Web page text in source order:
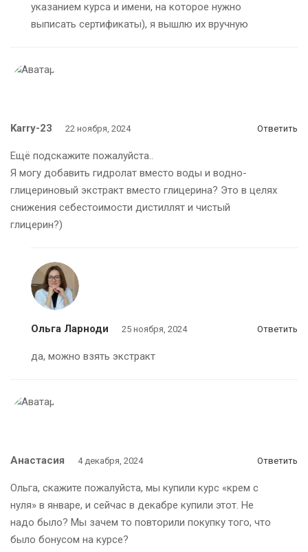
указанием курса и имени, на которое нужно
выписать сертификаты), я вышлю их вручную
Karry-23 22 ноября, 2024 Ответить
Ещё подскажите пожалуйста..
Я могу добавить гидролат вместо воды и водно-
глицериновый экстракт вместо глицерина? Это в целях
снижения себестоимости дистиллят и чистый
глицерин?)
Ольга Ларноди 25 ноября, 2024 Ответить
да, можно взять экстракт
Анастасия 4 декабря, 2024 Ответить
Ольга, скажите пожалуйста, мы купили курс «крем с
нуля» в январе, и сейчас в декабре купили этот. Не
надо было? Мы зачем то повторили покупку того, что
было бонусом на курсе?